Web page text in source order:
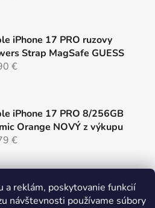
a reklám, poskytovanie funkcií
návštevnosti používame súbory
iPhone 17 PRO ruzovy
Strap MagSafe GUESS
€
iPhone 17 PRO 8/256GB
Orange NOVÝ z výkupu
€
Galaxy S26 ULTRA 5G
Black Dual Sim NOVÝ z